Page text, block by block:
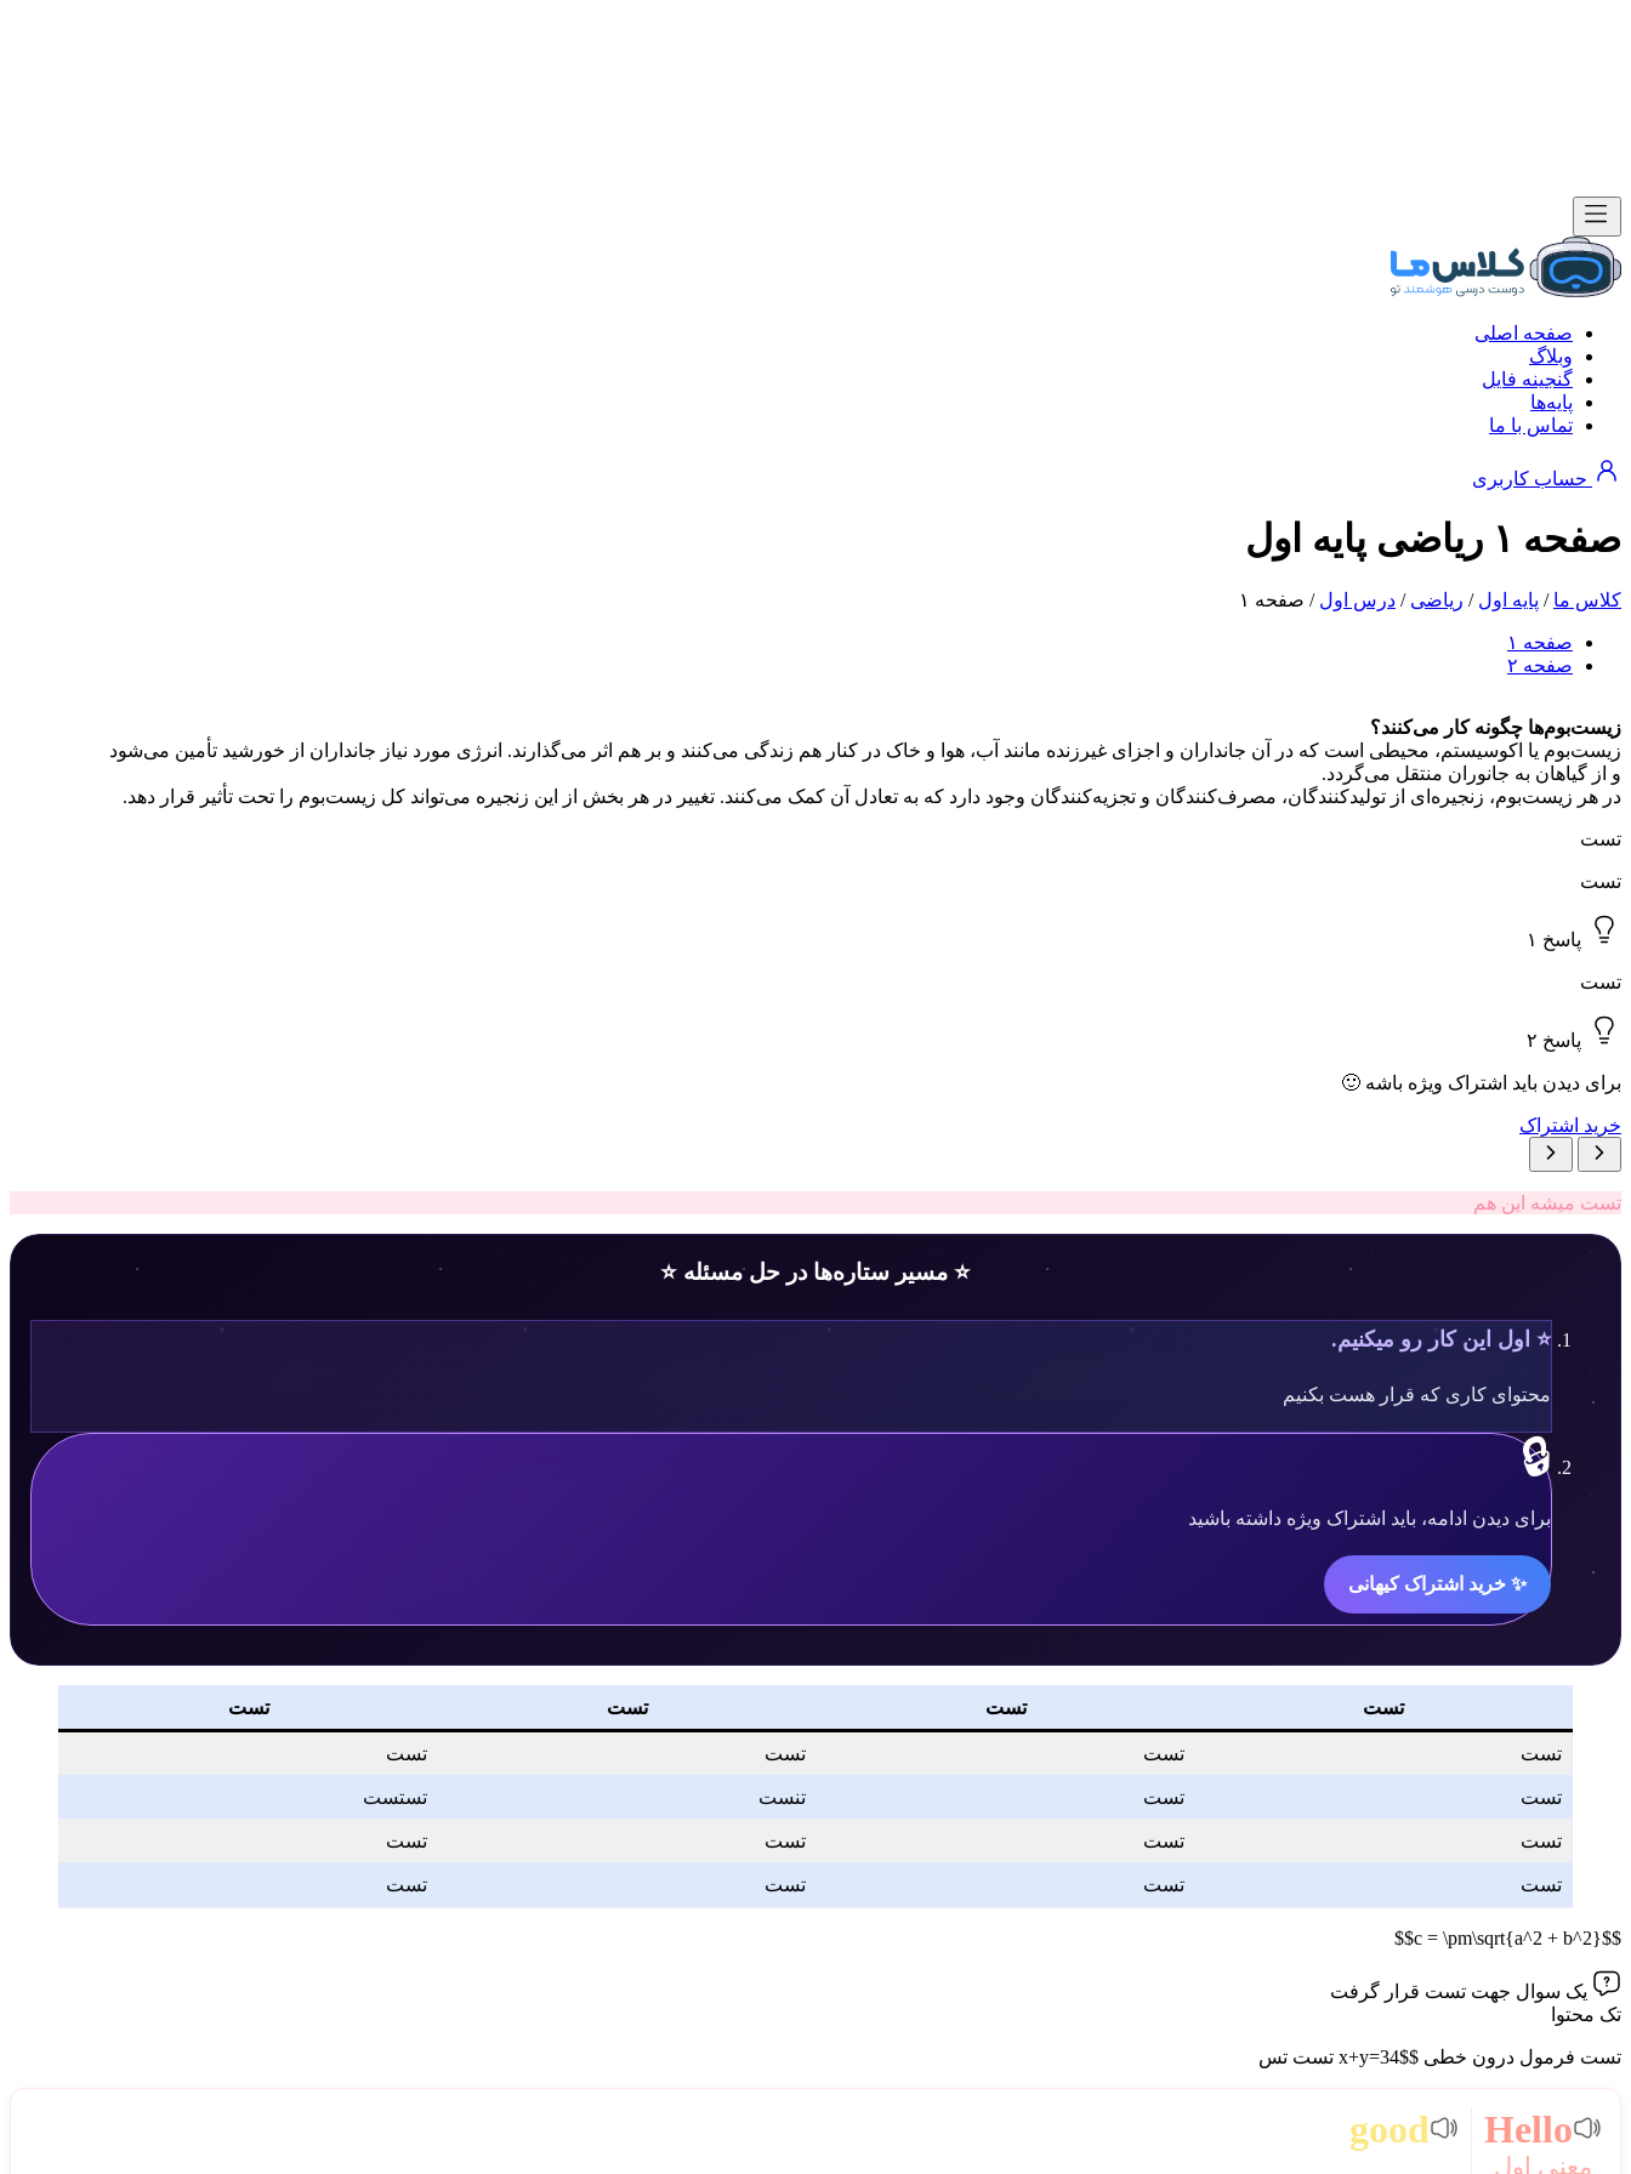
صفحه اصلی
وبلاگ
گنجینه فایل
پایه‌ها
تماس با ما
حساب کاربری
صفحه ۱ ریاضی پایه اول
کلاس ما / پایه اول / ریاضی / درس اول / صفحه ۱
صفحه ۱
صفحه ۲
زیست‌بوم‌ها چگونه کار می‌کنند؟
زیست‌بوم یا اکوسیستم، محیطی است که در آن جانداران و اجزای غیرزنده مانند آب، هوا و خاک در کنار هم زندگی می‌کنند و بر هم اثر می‌گذارند. انرژی مورد نیاز جانداران از خورشید تأمین می‌شود
و از گیاهان به جانوران منتقل می‌گردد.
در هر زیست‌بوم، زنجیره‌ای از تولیدکنندگان، مصرف‌کنندگان و تجزیه‌کنندگان وجود دارد که به تعادل آن کمک می‌کنند. تغییر در هر بخش از این زنجیره می‌تواند کل زیست‌بوم را تحت تأثیر قرار دهد.
تست
تست
پاسخ ۱
تست
پاسخ ۲
برای دیدن باید اشتراک ویژه باشه 🙂
خرید اشتراک
تست میشه این هم
⭐ مسیر ستاره‌ها در حل مسئله ⭐
⭐ اول این کار رو میکنیم.
محتوای کاری که قرار هست بکنیم
🔒
محتوا
قفل
شده
است.
برای دیدن ادامه، باید اشتراک ویژه داشته باشید
✨ خرید اشتراک کیهانی
تست تست تست تست
تست تست تست تست
تست تست تنست تستست
تست تست تست تست
تست تست تست تست
$$c = \pm\sqrt{a^2 + b^2}$$
یک سوال جهت تست قرار گرفت
تک محتوا
تست فرمول درون خطی $x+y=34$ تست تس
Hello
معنی اول
good